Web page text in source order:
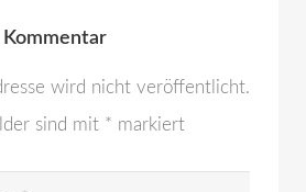
wird nicht veröffentlicht.
sind mit * markiert